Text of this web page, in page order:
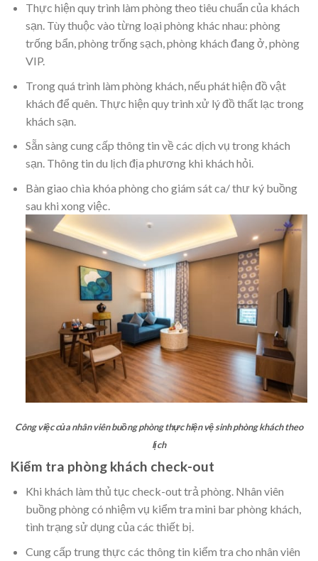
Thực hiện quy trình làm phòng theo tiêu chuẩn của khách
sạn. Tùy thuộc vào từng loại phòng khác nhau: phòng
trống bẩn, phòng trống sạch, phòng khách đang ở, phòng
VIP.
Trong quá trình làm phòng khách, nếu phát hiện đồ vật
khách để quên. Thực hiện quy trình xử lý đồ thất lạc trong
khách sạn.
​Sẵn sàng cung cấp thông tin về các dịch vụ trong khách
sạn. Thông tin du lịch địa phương khi khách hỏi.
Bàn giao chìa khóa phòng cho giám sát ca/ thư ký buồng
sau khi xong việc.
Công việc của nhân viên buồng phòng thực hiện vệ sinh phòng khách theo
lịch
Kiểm tra phòng khách check-out
Khi khách làm thủ tục check-out trả phòng. Nhân viên
buồng phòng có nhiệm vụ kiểm tra mini bar phòng khách,
tình trạng sử dụng của các thiết bị.
Cung cấp trung thực các thông tin kiểm tra cho nhân viên